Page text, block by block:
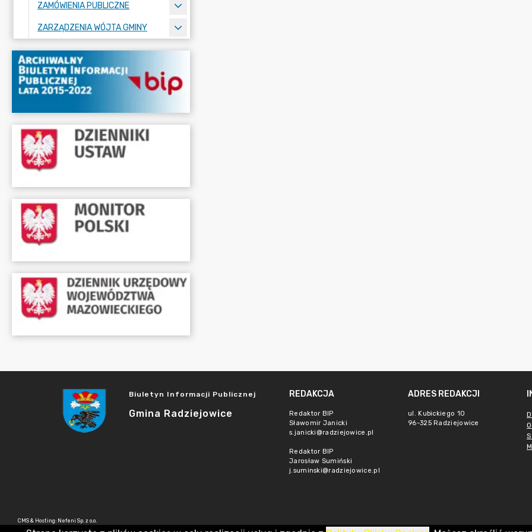
ZAMÓWIENIA PUBLICZNE
ZARZĄDZENIA WÓJTA GMINY
Biuletyn Informacji Publicznej
Gmina Radziejowice
REDAKCJA
Redaktor BIP
Sławomir Janicki
s.janicki@radziejowice.pl
Redaktor BIP
Jarosław Sumiński
j.suminski@radziejowice.pl
ADRES REDAKCJI
ul. Kubickiego 10
96-325 Radziejowice
CMS & Hosting: Nefeni Sp. z o.o.